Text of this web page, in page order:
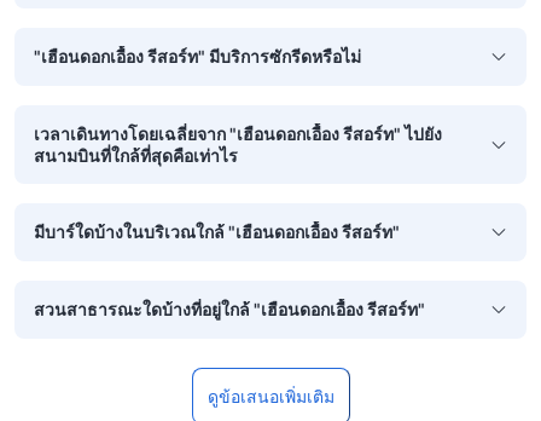
"เฮือนดอกเอื้อง รีสอร์ท" มีบริการซักรีดหรือไม่
เวลาเดินทางโดยเฉลี่ยจาก "เฮือนดอกเอื้อง รีสอร์ท" ไปยัง
สนามบินที่ใกล้ที่สุดคือเท่าไร
มีบาร์ใดบ้างในบริเวณใกล้ "เฮือนดอกเอื้อง รีสอร์ท"
สวนสาธารณะใดบ้างที่อยู่ใกล้ "เฮือนดอกเอื้อง รีสอร์ท"
ดูข้อเสนอเพิ่มเติม